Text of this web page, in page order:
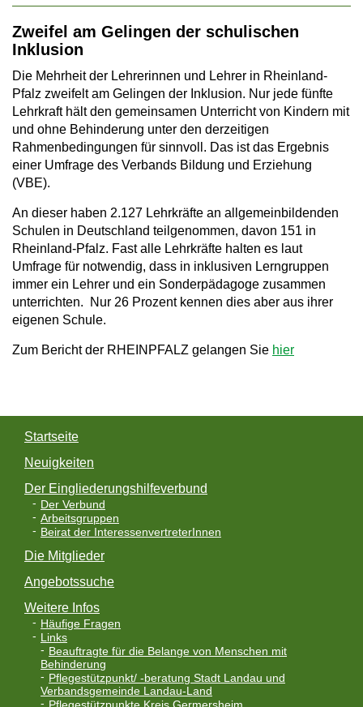
Zweifel am Gelingen der schulischen
Inklusion
Die Mehrheit der Lehrerinnen und Lehrer in Rheinland-
Pfalz zweifelt am Gelingen der Inklusion. Nur jede fünfte
Lehrkraft hält den gemeinsamen Unterricht von Kindern mit
und ohne Behinderung unter den derzeitigen
Rahmenbedingungen für sinnvoll. Das ist das Ergebnis
einer Umfrage des Verbands Bildung und Erziehung
(VBE).
An dieser haben 2.127 Lehrkräfte an allgemeinbildenden
Schulen in Deutschland teilgenommen, davon 151 in
Rheinland-Pfalz. Fast alle Lehrkräfte halten es laut
Umfrage für notwendig, dass in inklusiven Lerngruppen
immer ein Lehrer und ein Sonderpädagoge zusammen
unterrichten. Nur 26 Prozent kennen dies aber aus ihrer
eigenen Schule.
Zum Bericht der RHEINPFALZ gelangen Sie hier
Startseite
Neuigkeiten
Der Eingliederungshilfeverbund
Der Verbund
Arbeitsgruppen
Beirat der InteressenvertreterInnen
Die Mitglieder
Angebotssuche
Weitere Infos
Häufige Fragen
Links
Beauftragte für die Belange von Menschen mit
Behinderung
Pflegestützpunkt/ -beratung Stadt Landau und
Verbandsgemeinde Landau-Land